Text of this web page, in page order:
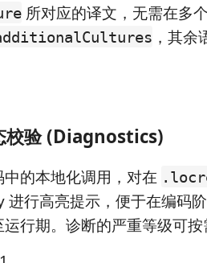
所对应的译文，无需在多
，其
校验 (Diagnostics)
的本地化调用，对在
进行高亮提示，便于在编码
行期。诊断的严重等级可